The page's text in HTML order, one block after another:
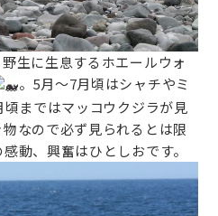
生に生息するホエールウォ
。5月〜7月頃はシャチやミ
まではマッコウクジラが見
なので必ず見られるとは限
動、興奮はひとしおです。